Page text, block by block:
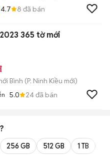
4.7 8 đã bán
365 tờ mới
Bình (P. Ninh Kiều mới)
5.0 24đã bán
256 GB 512 GB 1 TB